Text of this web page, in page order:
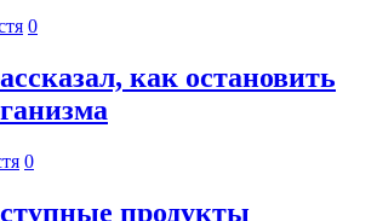
0
как остановить
0
продукты